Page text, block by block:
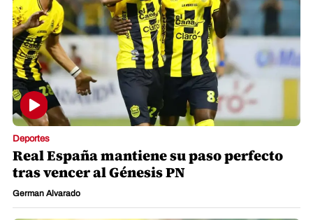
Deportes
Real España mantiene su paso perfecto
tras vencer al Génesis PN
German Alvarado